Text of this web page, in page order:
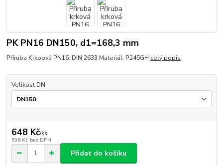
PK PN16 DN150, d1=168,3 mm
Příruba Krkoová PN16, DIN 2633 Materiál: P245GH celý popis
Velikost DN
648 Kč/ks
536 Kč bez DPH
Přidat do košíku